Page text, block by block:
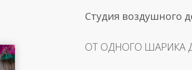
Студия воздушного
ОТ ОДНОГО ШАРИКА